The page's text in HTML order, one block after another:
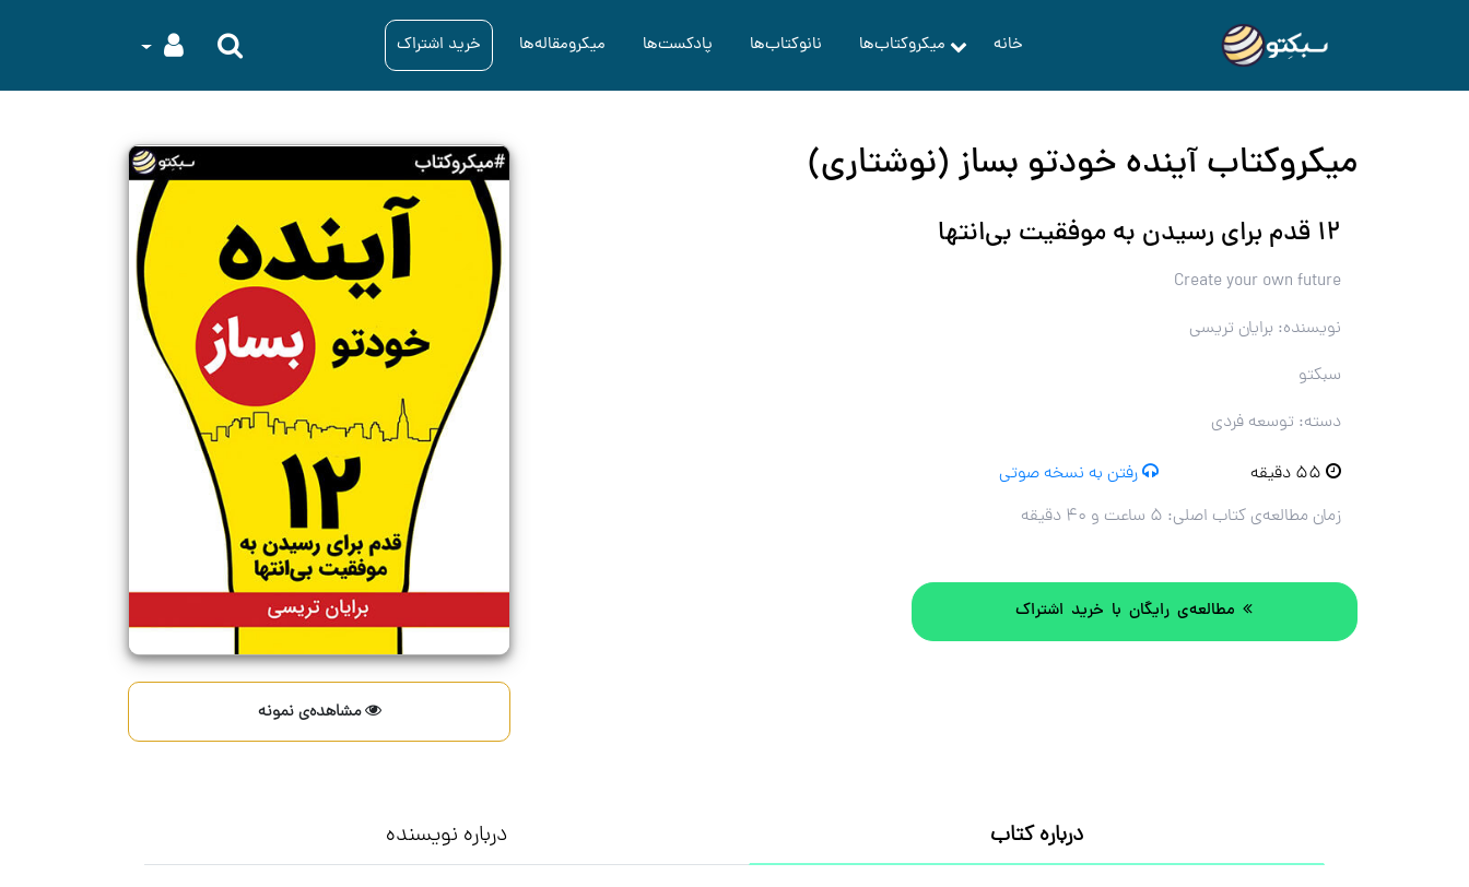
خانه میکروکتاب‌ها نانوکتاب‌ها پادکست‌ها میکرومقاله‌ها خرید اشتراک
میکروکتاب آینده خودتو بساز (نوشتاری)
۱۲ قدم برای رسیدن به موفقیت بی‌انتها
Create your own future
نویسنده: برایان تریسی
سبکتو
دسته: توسعه فردی
رفتن به نسخه صوتی
زمان مطالعه‌ی کتاب اصلی: ۵ ساعت و ۴۰ دقیقه
مطالعه‌ی رایگان با خرید اشتراک
مشاهده‌ی نمونه
درباره کتاب درباره نویسنده